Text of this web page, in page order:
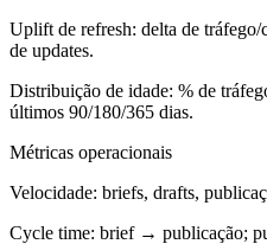
Uplift de refresh: delta de
de updates.
Distribuição de idade: % de
últimos 90/180/365 dias.
Métricas operacionais
Velocidade: briefs, drafts,
Cycle time: brief → publicação;